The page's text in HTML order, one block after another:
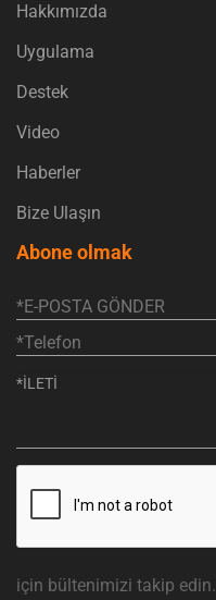
Hakkımızda
Uygulama
Destek
Video
Haberler
Bize Ulaşın
Abone olmak
için bültenimizi takip edin.